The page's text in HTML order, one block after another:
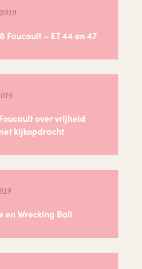
Foucault – ET 44 en 47
over vrijheid
kijkopdracht
en Wrecking Ball